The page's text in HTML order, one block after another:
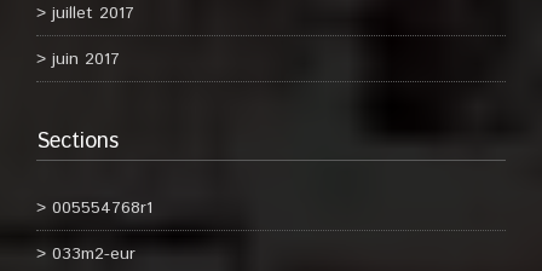
juillet 2017
juin 2017
Sections
005554768r1
033m2-eur